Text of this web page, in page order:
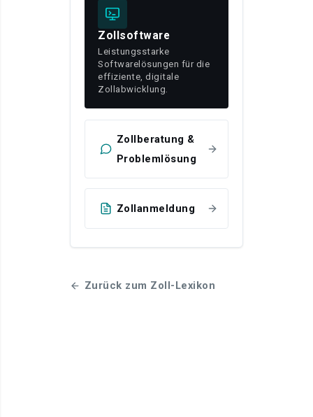
Zollsoftware
Leistungsstarke
Softwarelösungen für die
effiziente, digitale
Zollabwicklung.
Zollberatung &
Problemlösung
Zollanmeldung
Zurück zum Zoll-Lexikon